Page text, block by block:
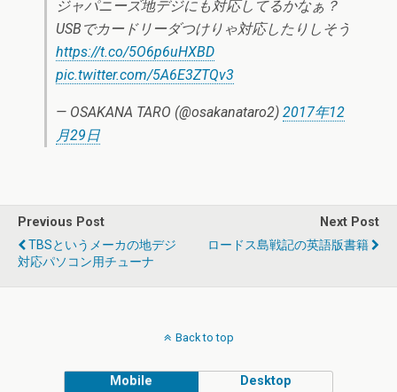
ジャパニーズ地デジにも対応してるかなぁ？
USBでカードリーダつけりゃ対応したりしそう
https://t.co/5O6p6uHXBD
pic.twitter.com/5A6E3ZTQv3
— OSAKANA TARO (@osakanataro2) 2017年12
月29日
Previous Post
TBSというメーカの地デジ
対応パソコン用チューナ
Next Post
ロードス島戦記の英語版書籍
Back to top
Mobile Desktop